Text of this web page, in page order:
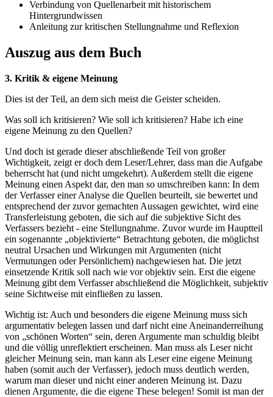
Verbindung von Quellenarbeit mit historischem
Hintergrundwissen
Anleitung zur kritischen Stellungnahme und Reflexion
Auszug aus dem Buch
3. Kritik & eigene Meinung
Dies ist der Teil, an dem sich meist die Geister scheiden.
Was soll ich kritisieren? Wie soll ich kritisieren? Habe ich eine
eigene Meinung zu den Quellen?
Und doch ist gerade dieser abschließende Teil von großer
Wichtigkeit, zeigt er doch dem Leser/Lehrer, dass man die Aufgabe
beherrscht hat (und nicht umgekehrt). Außerdem stellt die eigene
Meinung einen Aspekt dar, den man so umschreiben kann: In dem
der Verfasser einer Analyse die Quellen beurteilt, sie bewertet und
entsprechend der zuvor gemachten Aussagen gewichtet, wird eine
Transferleistung geboten, die sich auf die subjektive Sicht des
Verfassers bezieht - eine Stellungnahme. Zuvor wurde im Hauptteil
ein sogenannte „objektivierte“ Betrachtung geboten, die möglichst
neutral Ursachen und Wirkungen mit Argumenten (nicht
Vermutungen oder Persönlichem) nachgewiesen hat. Die jetzt
einsetzende Kritik soll nach wie vor objektiv sein. Erst die eigene
Meinung gibt dem Verfasser abschließend die Möglichkeit, subjektiv
seine Sichtweise mit einfließen zu lassen.
Wichtig ist: Auch und besonders die eigene Meinung muss sich
argumentativ belegen lassen und darf nicht eine Aneinanderreihung
von „schönen Worten“ sein, deren Argumente man schuldig bleibt
und die völlig unreflektiert erscheinen. Man muss als Leser nicht
gleicher Meinung sein, man kann als Leser eine eigene Meinung
haben (somit auch der Verfasser), jedoch muss deutlich werden,
warum man dieser und nicht einer anderen Meinung ist. Dazu
dienen Argumente, die die eigene These belegen! Somit ist man der